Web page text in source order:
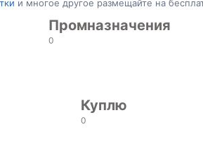
и многое другое размещайте на
Промназначения
0
Куплю
0